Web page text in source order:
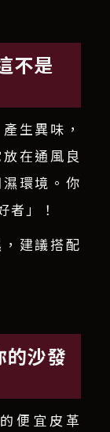
不是
生異味，
在通風良
環境。你
者」！
建議搭配
沙發
便宜皮革